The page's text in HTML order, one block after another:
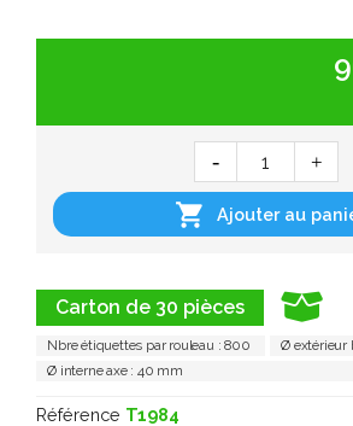
Carton de 30 pièces
Nbre étiquettes par rouleau : 800
Ø extérieur
Ø interne axe : 40 mm
Référence T1984
 Ajouter au